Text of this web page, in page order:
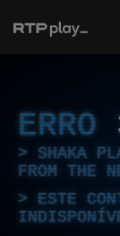
ERRO
SHAKA
FROM THE
ESTE